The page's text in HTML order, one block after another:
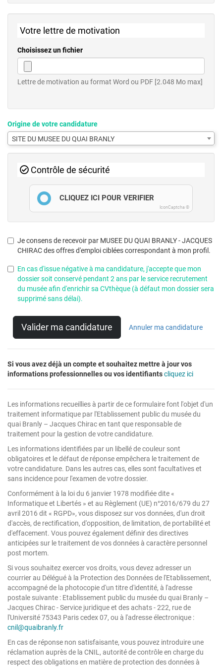
Votre lettre de motivation
Choisissez un fichier
Lettre de motivation au format Word ou PDF [2.048 Mo max]
Origine de votre candidature
SITE DU MUSEE DU QUAI BRANLY
Contrôle de sécurité
IconCaptcha ©
CLIQUEZ ICI POUR VÉRIFIER
Je consens de recevoir par MUSEE DU QUAI BRANLY - JACQUES
CHIRAC des offres d'emploi ciblées correspondant à mon profil.
En cas d'issue négative à ma candidature, j'accepte que mon
dossier soit conservé pendant 2 ans par le service recrutement
du musée afin d'enrichir sa CVthèque (à défaut mon dossier sera
supprimé sans délai).
Valider ma candidature Annuler ma candidature
Si vous avez déjà un compte et souhaitez mettre à jour vos
informations professionnelles ou vos identifiantscliquez ici
Les informations recueillies à partir de ce formulaire font l'objet d'un
traitement informatique par l'Etablissement public du musée du
quai Branly – Jacques Chirac en tant que responsable de
traitement pour la gestion de votre candidature.
Les informations identifiées par un libellé de couleur sont
obligatoires et le défaut de réponse empêchera le traitement de
votre candidature. Dans les autres cas, elles sont facultatives et
sans incidence pour l'examen de votre dossier.
Conformément à la loi du 6 janvier 1978 modifiée dite «
Informatique et Libertés » et au Règlement (UE) n°2016/679 du 27
avril 2016 dit « RGPD», vous disposez sur vos données, d'un droit
d'accès, de rectification, d'opposition, de limitation, de portabilité et
d'effacement. Vous pouvez également définir des directives
anticipées sur le traitement de vos données à caractère personnel
post mortem.
Si vous souhaitez exercer vos droits, vous devez adresser un
courrier au Délégué à la Protection des Données de l'Etablissement,
accompagné de la photocopie d'un titre d'identité, à l'adresse
postale suivante : Etablissement public du musée du quai Branly –
Jacques Chirac - Service juridique et des achats - 222, rue de
l'Université 75343 Paris cedex 07, ou à l'adresse électronique :
cnil@quaibranly.fr
En cas de réponse non satisfaisante, vous pouvez introduire une
réclamation auprès de la CNIL, autorité de contrôle en charge du
respect des obligations en matière de protection des données à